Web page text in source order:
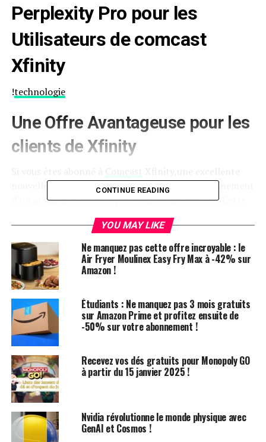
Perplexity Pro pour les
Utilisateurs de comcast
Xfinity
!technologie
Une Offre Avantageuse pour les
clients de Xfinity
nouvelle vous attend : vous bénéficiez d’un abonnement
d’un an au moteur de réponse AI Perplexity Pro. Cette
avantage considérable pour les
utilisateurs.Contrairement à l’option gratuite,
Perplexity Pro permet d’accéder à des réponses
illimitées en choisissant parmi plusieurs modèles d’IA,
tels queGPT-4o
Comment profiter de l’Offre
Pour activer votre année gratuite avec Perplexity, il
suffit de vous connecter à votre compteXfinity Rewards
et d’obtenir un code promotionnel. Ensuite, entrez ce
code sur le site web de Perplexity pour commencer à
explorer des questions intrigantes comme « Qui était
cet acteur qui jouait le personnage excentrique dans
Office Space
? » (Pour details, il s’agit de Stephen Root
CONTINUE READING
YOU MAY LIKE
Ne manquez pas cette offre incroyable : le
Air Fryer Moulinex Easy Fry Max à -42% sur
Amazon !
Étudiants : Ne manquez pas 3 mois gratuits
sur Amazon Prime et profitez ensuite de
-50% sur votre abonnement !
Recevez vos dés gratuits pour Monopoly GO
à partir du 15 janvier 2025 !
Nvidia révolutionne le monde physique avec
GenAI et Cosmos !